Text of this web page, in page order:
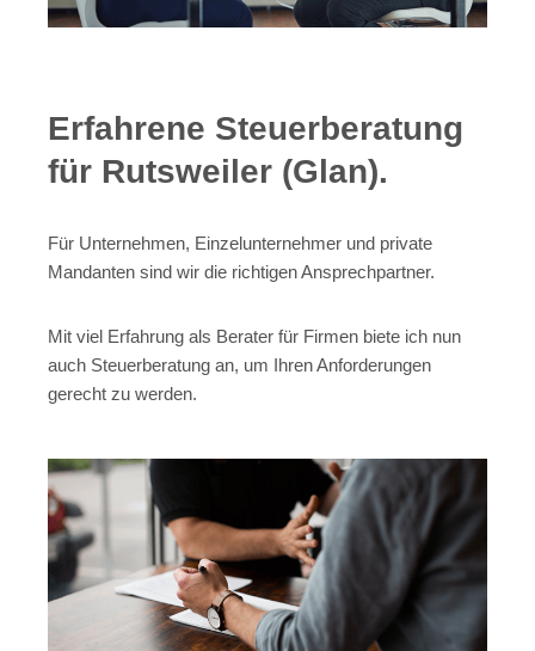
Erfahrene Steuerberatung
für Rutsweiler (Glan).
Für Unternehmen, Einzelunternehmer und private
Mandanten sind wir die richtigen Ansprechpartner.
Mit viel Erfahrung als Berater für Firmen biete ich nun
auch Steuerberatung an, um Ihren Anforderungen
gerecht zu werden.